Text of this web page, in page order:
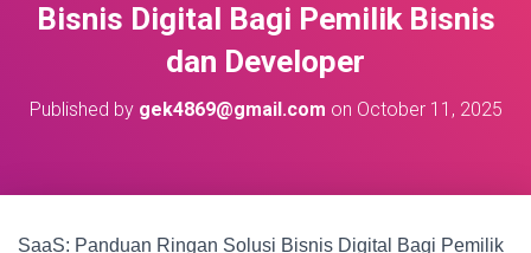
Bisnis Digital Bagi Pemilik Bisnis
dan Developer
Published by gek4869@gmail.com on October 11, 2025
SaaS: Panduan Ringan Solusi Bisnis Digital Bagi Pemilik